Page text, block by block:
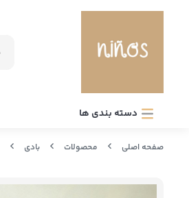
دسته بندی ها
صفحه اصلی محصولات بادی